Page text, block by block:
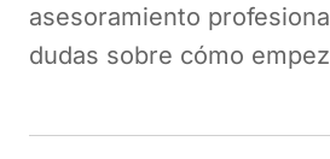
asesoramiento
dudas sobre cómo